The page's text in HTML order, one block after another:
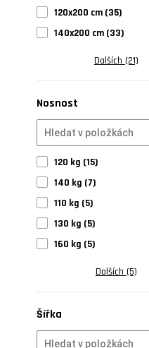
120x200 cm (35)
140x200 cm (33)
Dalších (21)
Nosnost
120 kg (15)
140 kg (7)
110 kg (5)
130 kg (5)
160 kg (5)
Dalších (5)
Šířka